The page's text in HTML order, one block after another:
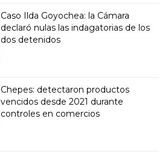
Caso Ilda Goyochea: la Cámara
declaró nulas las indagatorias de los
dos detenidos
Chepes: detectaron productos
vencidos desde 2021 durante
controles en comercios